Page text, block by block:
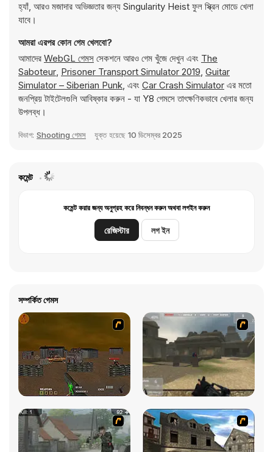
হ্যাঁ, আরও মজাদার অভিজ্ঞতার জন্য Singularity Heist ফুল স্ক্রিন মোডে খেলা
যাবে।
আমরা এরপর কোন গেম খেলবো?
আমাদের WebGL গেমস সেকশনে আরও গেম খুঁজে দেখুন এবং The
Saboteur, Prisoner Transport Simulator 2019, Guitar
Simulator – Siberian Punk, এবং Car Crash Simulator এর মতো
জনপ্রিয় টাইটেলগুলি আবিষ্কার করুন - যা Y8 গেমসে তাৎক্ষণিকভাবে খেলার জন্য
উপলব্ধ।
বিভাগ: Shooting গেমস যুক্ত হয়েছে 10 ডিসেম্বর 2025
কমেন্ট
কমেন্ট করার জন্য অনুগ্রহ করে নিবন্ধন করুন অথবা লগইন করুন
রেজিস্টার লগ ইন
সম্পর্কিত গেমস